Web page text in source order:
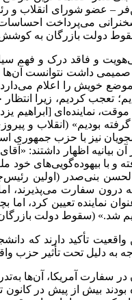
– عضو شورای انقلاب و
می‌پرداخت
دولت بازرگان به کوشش
و فاقد درک و فهم
صمیمی داشت نتوانست
نماینده‌ای [ابراهیم
نیز با حزب
بیانیه اظهار داشتند:
و با بیهوده‌گویی‌های
درون سفارت می‌پذیرند،
نماینده تعیین کرد،
شد.» (سقوط دولت
واقعیت تأکید دارند
به دلیل تحت تأثیر حزب
سفارت آمریکا، آن‌ها
بیش از پیش در کانون